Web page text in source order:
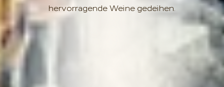
hervorragende Weine gedeihen.